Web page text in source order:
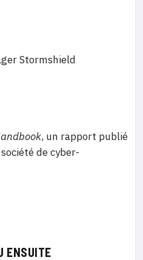
Stormshield
, un rapport publié
de cyber-
ENSUITE